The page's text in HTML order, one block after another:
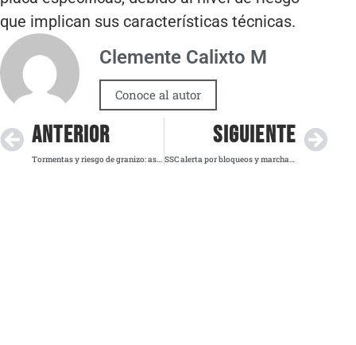
que implican sus características técnicas.
Clemente Calixto M
Conoce al autor
ANTERIOR
Tormentas y riesgo de granizo: así estará el clima en México este martes 19 de agosto
SIGUIENTE
SSC alerta por bloqueos y marchas en distintos puntos de la CDMX